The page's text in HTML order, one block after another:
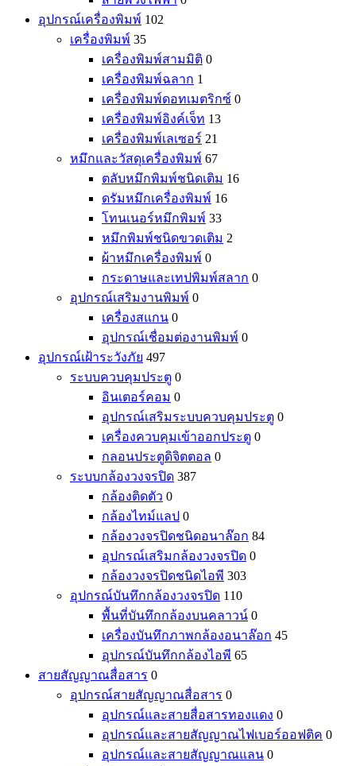
อุปกรณ์เครื่องพิมพ์ 102
เครื่องพิมพ์ 35
เครื่องพิมพ์สามมิติ 0
เครื่องพิมพ์ฉลาก 1
เครื่องพิมพ์ดอทเมตริกซ์ 0
เครื่องพิมพ์อิงค์เจ็ท 13
เครื่องพิมพ์เลเซอร์ 21
หมึกและวัสดุเครื่องพิมพ์ 67
ตลับหมึกพิมพ์ชนิดเติม 16
ดรัมหมึกเครื่องพิมพ์ 16
โทนเนอร์หมึกพิมพ์ 33
หมึกพิมพ์ชนิดขวดเติม 2
ผ้าหมึกเครื่องพิมพ์ 0
กระดาษและเทปพิมพ์สลาก 0
อุปกรณ์เสริมงานพิมพ์ 0
เครื่องสแกน 0
อุปกรณ์เชื่อมต่องานพิมพ์ 0
อุปกรณ์เฝ้าระวังภัย 497
ระบบควบคุมประตู 0
อินเตอร์คอม 0
อุปกรณ์เสริมระบบควบคุมประตู 0
เครื่องควบคุมเข้าออกประตู 0
กลอนประตูดิจิตตอล 0
ระบบกล้องวงจรปิด 387
กล้องติดตัว 0
กล้องไทม์แลป 0
กล้องวงจรปิดชนิดอนาล๊อก 84
อุปกรณ์เสริมกล้องวงจรปิด 0
กล้องวงจรปิดชนิดไอพี 303
อุปกรณ์บันทึกกล้องวงจรปิด 110
พื้นที่บันทึกกล้องบนคลาวน์ 0
เครื่องบันทึกภาพกล้องอนาล๊อก 45
อุปกรณ์บันทึกกล้องไอพี 65
สายสัญญาณสื่อสาร 0
อุปกรณ์สายสัญญาณสื่อสาร 0
อุปกรณ์และสายสื่อสารทองแดง 0
อุปกรณ์และสายสัญญาณไฟเบอร์ออฟติค 0
อุปกรณ์และสายสัญญาณแลน 0